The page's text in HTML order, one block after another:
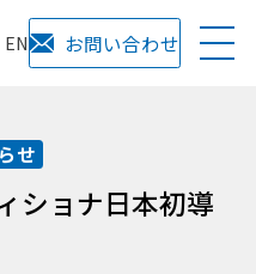
EN お問い合わせ
せ
ショナ日本初導